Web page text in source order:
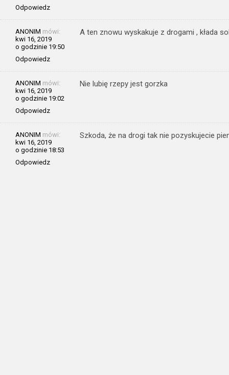
Odpowiedz
ANONIM mówi:
kwi 16, 2019
o godzinie 19:50
Odpowiedz
A ten znowu wyskakuje z drogami , kłada
ANONIM mówi:
kwi 16, 2019
o godzinie 19:02
Odpowiedz
Nie lubię rzepy jest gorzka
ANONIM mówi:
kwi 16, 2019
o godzinie 18:53
Odpowiedz
Szkoda, że na drogi tak nie pozyskujecie